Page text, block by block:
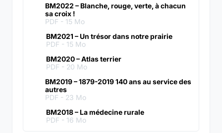
BM2022 – Blanche, rouge, verte, à chacun
sa croix !
PDF - 15 Mo
BM2021 – Un trésor dans notre prairie
PDF - 15 Mo
BM2020 – Atlas terrier
PDF - 20 Mo
BM2019 – 1879-2019 140 ans au service des
autres
PDF - 23 Mo
BM2018 – La médecine rurale
PDF - 16 Mo